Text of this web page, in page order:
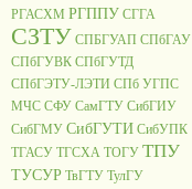
РГАСХМ РГППУ СГГА
СЗТУ СПБГУАП СПбГАУ
СПбГУВК СПбГУТД
СПбГЭТУ-ЛЭТИ СПб УГПС
МЧС СФУ СамГТУ СибГИУ
СибГМУ СибГУТИ СибУПК
ТГАСУ ТГСХА ТОГУ ТПУ
ТУСУР ТвГТУ ТулГУ